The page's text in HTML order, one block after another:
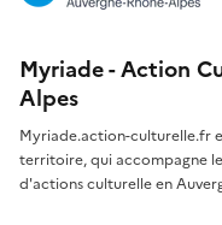
Myriade - Action
Alpes
Myriade.action-culturelle.fr
territoire, qui accompagne
d'actions culturelle en